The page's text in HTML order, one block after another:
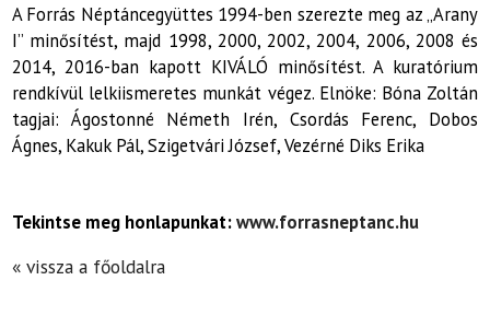
A Forrás Néptáncegyüttes 1994-ben szerezte meg az „Arany
I” minősítést, majd 1998, 2000, 2002, 2004, 2006, 2008 és
2014, 2016-ban kapott KIVÁLÓ minősítést. A kuratórium
rendkívül lelkiismeretes munkát végez. Elnöke: Bóna Zoltán
tagjai: Ágostonné Németh Irén, Csordás Ferenc, Dobos
Ágnes, Kakuk Pál, Szigetvári József, Vezérné Diks Erika
Tekintse meg honlapunkat:www.forrasneptanc.hu
« vissza a főoldalra